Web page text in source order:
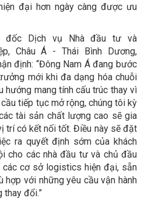
đại hơn ngày càng được ưu
đốc Dịch vụ Nhà đầu tư và
Châu Á - Thái Bình Dương,
định: “Đông Nam Á đang bước
mới khi đa dạng hóa chuỗi
hướng mang tính cấu trúc thay vì
tiếp tục mở rộng, chúng tôi kỳ
tài sản chất lượng cao sẽ gia
trí có kết nối tốt. Điều này sẽ đặt
ra quyết định sớm của khách
cho các nhà đầu tư và chủ đầu
các cơ sở logistics hiện đại, sẵn
hợp với những yêu cầu vận hành
thay đổi.”